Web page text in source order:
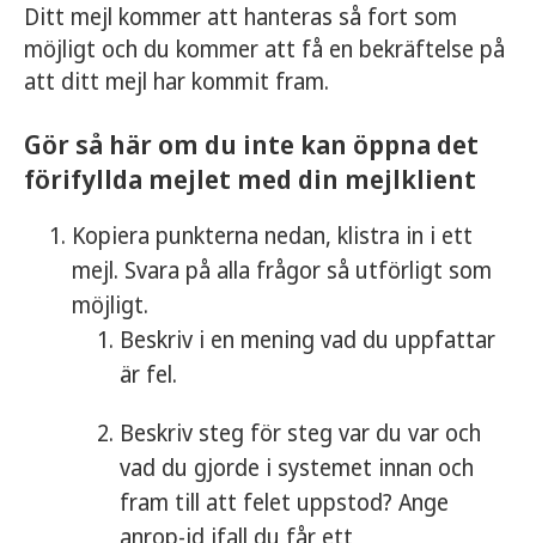
Ditt mejl kommer att hanteras så fort som
möjligt och du kommer att få en bekräftelse på
att ditt mejl har kommit fram.
Gör så här om du inte kan öppna det
förifyllda mejlet med din mejlklient
Kopiera punkterna nedan, klistra in i ett
mejl. Svara på alla frågor så utförligt som
möjligt.
Beskriv i en mening vad du uppfattar
är fel.
Beskriv steg för steg var du var och
vad du gjorde i systemet innan och
fram till att felet uppstod? Ange